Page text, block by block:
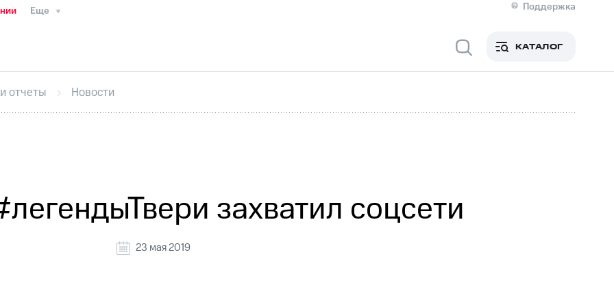
Еще
Поддержка
Медиа-центр
ИнтервьюФинансовая отчетностьКонтактыНовости в регионе
секретарьРаскрытие информации
кабинет акционераАкционерный капиталКонтроль и аудитРынок акций
КАТАЛОГ
отчеты Новости
захватил соцсети
23 мая 2019